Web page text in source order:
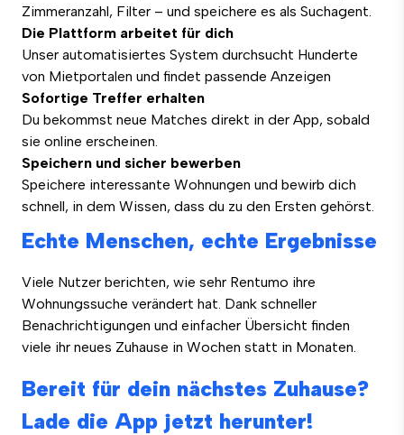
Zimmeranzahl, Filter – und speichere es als Suchagent.
Die Plattform arbeitet für dich
Unser automatisiertes System durchsucht Hunderte
von Mietportalen und findet passende Anzeigen
Sofortige Treffer erhalten
Du bekommst neue Matches direkt in der App, sobald
sie online erscheinen.
Speichern und sicher bewerben
Speichere interessante Wohnungen und bewirb dich
schnell, in dem Wissen, dass du zu den Ersten gehörst.
Echte Menschen, echte Ergebnisse
Viele Nutzer berichten, wie sehr Rentumo ihre
Wohnungssuche verändert hat. Dank schneller
Benachrichtigungen und einfacher Übersicht finden
viele ihr neues Zuhause in Wochen statt in Monaten.
Bereit für dein nächstes Zuhause?
Lade die App jetzt herunter!